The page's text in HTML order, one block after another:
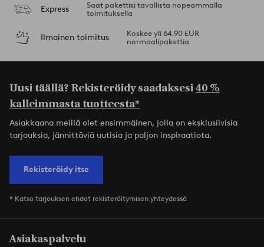
Express
Saat pakettisi tavallista nopeammalla
toimituksella
Ilmainen toimitus
Koskee yli 64,90 EUR
normaalipakettia
Uusi täällä? Rekisteröidy saadaksesi40 %
kalleimmasta tuotteesta*
Asiakkaana meillä olet ensimmäinen, jolla on eksklusiivisia
tarjouksia, jännittäviä uutisia ja paljon inspiraatiota.
Rekisteröidy itse
* Katso tarjouksen ehdot rekisteröitymisen yhteydessä
Asiakaspalvelu